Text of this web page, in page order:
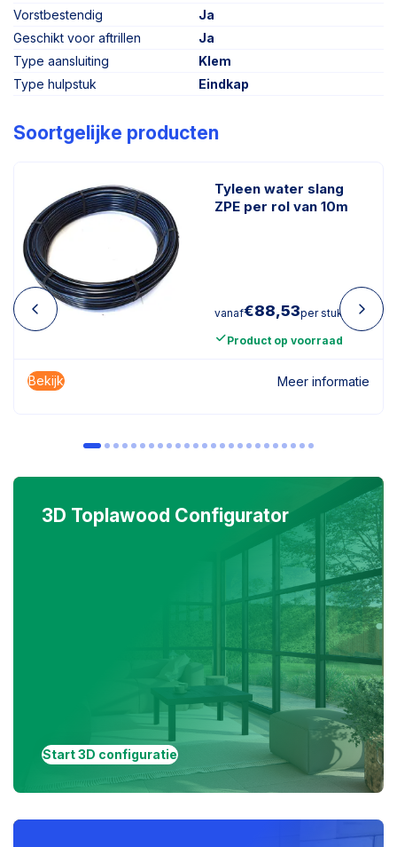
Vorstbestendig
Ja
Geschikt voor aftrillen
Ja
Type aansluiting
Klem
Type hulpstuk
Eindkap
Soortgelijke producten
Tyleen water slang
ZPE per rol van 10m
vanaf€88,53per stuk
Product op voorraad
Bekijk Meer informatie
3D Toplawood Configurator
Start 3D configuratie